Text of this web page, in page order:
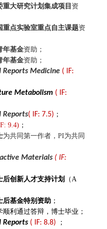
重大研究计划集成项目 资
重点实验室重点自主课题资
年基金资助；
年基金资助；
Reports Medicine ( IF:
Metabolism ( IF:
Reports( IF: 7.5) ；
9.4) ；
为共同第一作者，PI为共同
Materials ( IF:
后创新人才支持计划
（A
后基金特别资助 ；
顺利通过答辩，博士毕业；
Reports ( IF: 8.8) ；